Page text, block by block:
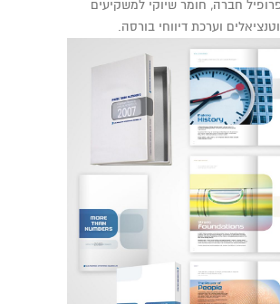
חברה, חומר שיוקי למשקיעים
וערכת דיווחי בורסה.